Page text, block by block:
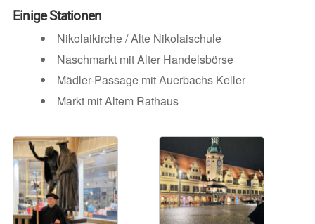
Einige Stationen
Nikolaikirche / Alte Nikolaischule
Naschmarkt mit Alter Handelsbörse
Mädler-Passage mit Auerbachs Keller
Markt mit Altem Rathaus